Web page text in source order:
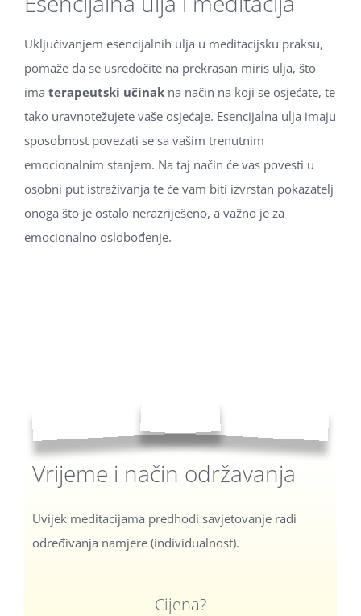
Uključivanjem esencijalnih ulja u meditacijsku praksu,
pomaže da se usredočite na prekrasan miris ulja, što
ima terapeutski učinak na način na koji se osjećate, te
tako uravnotežujete vaše osjećaje. Esencijalna ulja imaju
sposobnost povezati se sa vašim trenutnim
emocionalnim stanjem. Na taj način će vas povesti u
osobni put istraživanja te će vam biti izvrstan pokazatelj
onoga što je ostalo nerazriješeno, a važno je za
emocionalno oslobođenje.
Vrijeme i način održavanja
Uvijek meditacijama predhodi savjetovanje radi
određivanja namjere (individualnost).
Cijena?